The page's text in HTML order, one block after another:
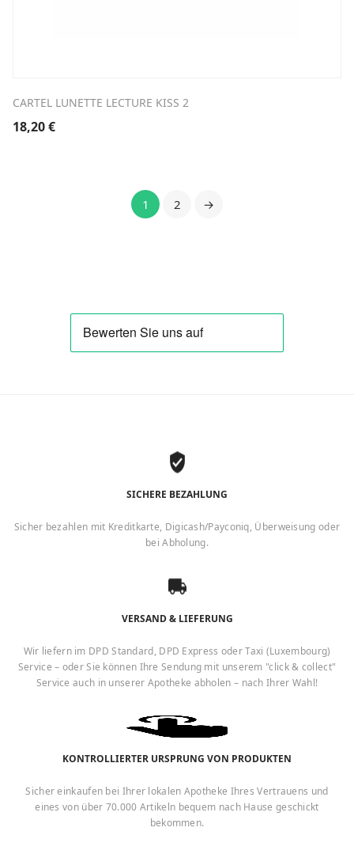
CARTEL LUNETTE LECTURE KISS 2
18,20€
1 2 →
SICHERE BEZAHLUNG
Sicher bezahlen mit Kreditkarte, Digicash/Payconiq, Überweisung oder
bei Abholung.
VERSAND & LIEFERUNG
Wir liefern im DPD Standard, DPD Express oder Taxi (Luxembourg)
Service – oder Sie können Ihre Sendung mit unserem "click & collect"
Service auch in unserer Apotheke abholen – nach Ihrer Wahl!
KONTROLLIERTER URSPRUNG VON PRODUKTEN
Sicher einkaufen bei Ihrer lokalen Apotheke Ihres Vertrauens und
eines von über 70.000 Artikeln bequem nach Hause geschickt
bekommen.